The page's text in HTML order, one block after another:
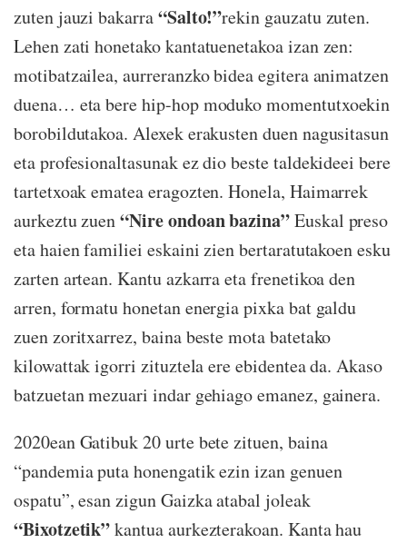
zuten jauzi bakarra“Salto!”rekin gauzatu zuten.
Lehen zati honetako kantatuenetakoa izan zen:
motibatzailea, aurreranzko bidea egitera animatzen
duena… eta bere hip-hop moduko momentutxoekin
borobildutakoa. Alexek erakusten duen nagusitasun
eta profesionaltasunak ez dio beste taldekideei bere
tartetxoak ematea eragozten. Honela, Haimarrek
aurkeztu zuen“Nire ondoan bazina”Euskal preso
eta haien familiei eskaini zien bertaratutakoen esku
zarten artean. Kantu azkarra eta frenetikoa den
arren, formatu honetan energia pixka bat galdu
zuen zoritxarrez, baina beste mota batetako
kilowattak igorri zituztela ere ebidentea da. Akaso
batzuetan mezuari indar gehiago emanez, gainera.
2020ean Gatibuk 20 urte bete zituen, baina
“pandemia puta honengatik ezin izan genuen
ospatu”, esan zigun Gaizka atabal joleak
“Bixotzetik”kantua aurkezterakoan. Kanta hau